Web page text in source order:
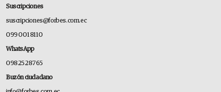
Suscripciones
suscripciones@forbes.com.ec
099 001 8110
WhatsApp
0982528765
Buzón ciudadano